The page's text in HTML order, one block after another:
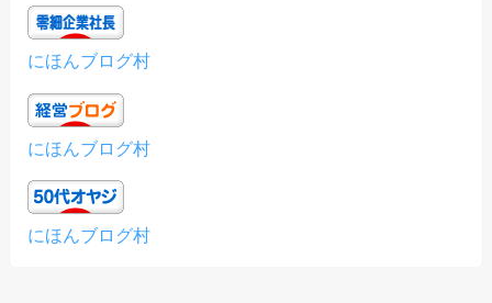
にほんブログ村
にほんブログ村
にほんブログ村